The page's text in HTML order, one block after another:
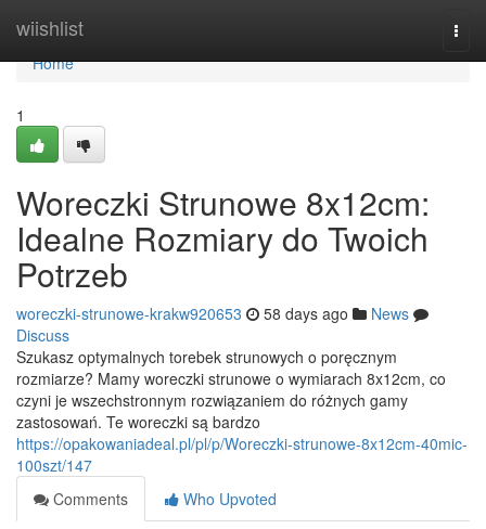
wiishlist
Home
Home
1
Woreczki Strunowe 8x12cm:
Idealne Rozmiary do Twoich
Potrzeb
woreczki-strunowe-krakw920653 58 days ago
News
Discuss
Szukasz optymalnych torebek strunowych o poręcznym
rozmiarze? Mamy woreczki strunowe o wymiarach 8x12cm, co
czyni je wszechstronnym rozwiązaniem do różnych gamy
zastosowań. Te woreczki są bardzo
https://opakowaniadeal.pl/pl/p/Woreczki-strunowe-8x12cm-40mic-
100szt/147
Comments
Who Upvoted